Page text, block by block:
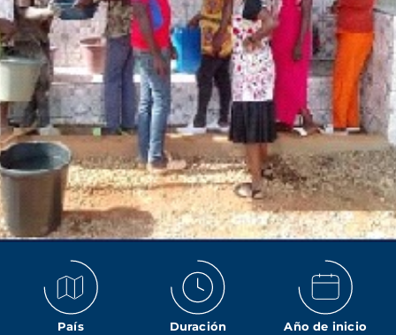
País Duración Año de inicio